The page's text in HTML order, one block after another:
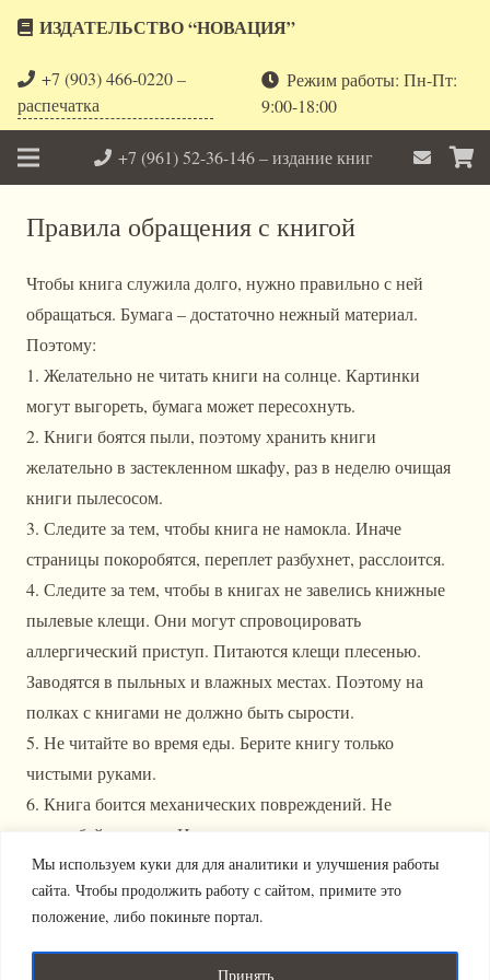
Мы используем куки для для аналитики и улучшения работы
сайта. Чтобы продолжить работу с сайтом, примите это
положение, либо покиньте портал.
Принять
ИЗДАТЕЛЬСТВО “НОВАЦИЯ”
+7 (903) 466-0220 –
распечатка
Режим работы: Пн-Пт:
9:00-18:00
+7 (961) 52-36-146 – издание книг
Правила обращения с книгой
Чтобы книга служила долго, нужно правильно с ней
обращаться. Бумага – достаточно нежный материал.
Поэтому:
1. Желательно не читать книги на солнце. Картинки
могут выгореть, бумага может пересохнуть.
2. Книги боятся пыли, поэтому хранить книги
желательно в застекленном шкафу, раз в неделю очищая
книги пылесосом.
3. Следите за тем, чтобы книга не намокла. Иначе
страницы покоробятся, переплет разбухнет, расслоится.
4. Следите за тем, чтобы в книгах не завелись книжные
пылевые клещи. Они могут спровоцировать
аллергический приступ. Питаются клещи плесенью.
Заводятся в пыльных и влажных местах. Поэтому на
полках с книгами не должно быть сырости.
5. Не читайте во время еды. Берите книгу только
чистыми руками.
6. Книга боится механических повреждений. Не
перегибайте книгу. Иначе переплет придет в негодность,
выпадут книжные листы. Не закладывайте в книгу
карандаши, ручки. Аккуратно, без усилий
перелистывайте страницы. Не бросайте открытую книгу
переплетом вверх.